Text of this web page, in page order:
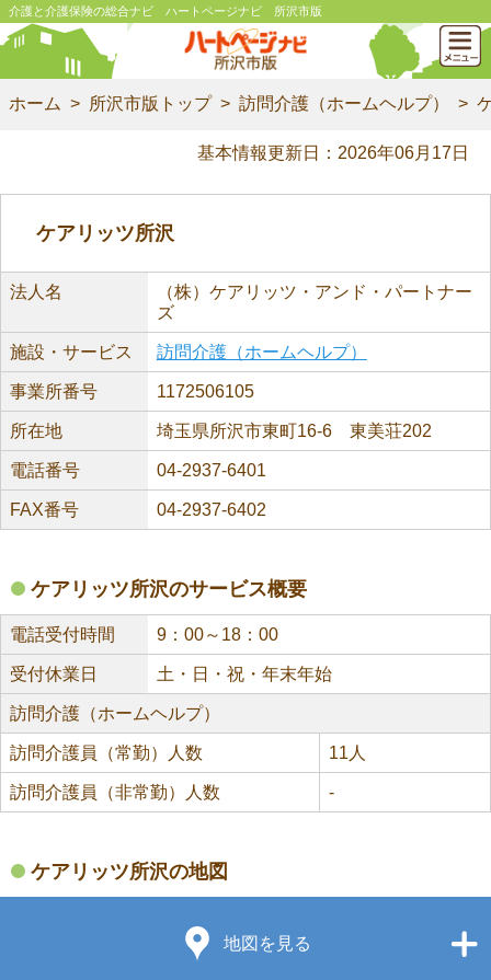
介護と介護保険の総合ナビ ハートページナビ 所沢市版
ホーム 所沢市版トップ 訪問介護（ホームヘルプ）
基本情報更新日：2026年06月17日
ケアリッツ所沢
法人名
（株）ケアリッツ・アンド・パートナー
ズ
施設・サービス 訪問介護（ホームヘルプ）
事業所番号 1172506105
所在地 埼玉県所沢市東町16-6 東美荘202
電話番号 04-2937-6401
FAX番号 04-2937-6402
ケアリッツ所沢のサービス概要
電話受付時間 9：00～18：00
受付休業日 土・日・祝・年末年始
訪問介護（ホームヘルプ）
訪問介護員（常勤）人数 11人
訪問介護員（非常勤）人数 -
ケアリッツ所沢の地図
地図を見る